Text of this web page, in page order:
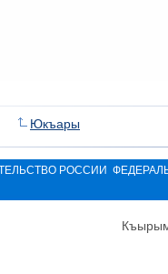
Юкъары
РОССИИ